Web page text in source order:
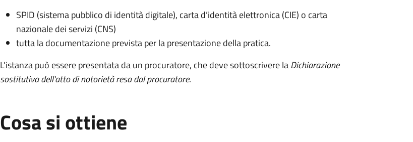
SPID (sistema pubblico di identità digitale), carta d’identità elettronica (CIE) o carta
nazionale dei servizi (CNS)
tutta la documentazione prevista per la presentazione della pratica.
L'istanza può essere presentata da un procuratore, che deve sottoscrivere laDichiarazione
sostitutiva dell'atto di notorietà resa dal procuratore.
Cosa si ottiene